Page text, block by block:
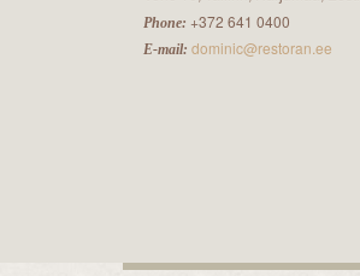
Phone: +372 641 0400
E-mail: dominic@restoran.ee